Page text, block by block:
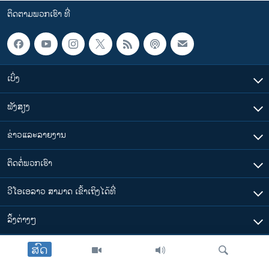
ສົດ
ຕິດຕາມພວກເຮົາ ທີ່
ເບິ່ງ
ຟັງສຽງ
ຂ່າວແລະລາຍງານ
ຕິດຕໍ່ພວກເຮົາ
ວີໂອເອລາວ ສາມາດ ເຂົ້າເຖິງໄດ້ທີ່
​ລິ້ງ​ຕ່າງໆ
ຕາມເວລາໃນລາວ